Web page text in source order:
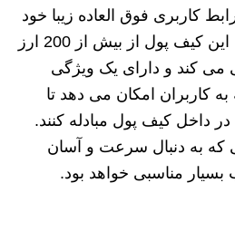
کاربری فوق العاده زیبا خود
به شهرت رسیده است. این کیف پول از بیش از 200 ارز
می کند و دارای یک ویژگی
کاربران امکان می دهد تا
داخل کیف پول مبادله کنند.
که به دنبال سرعت و آسان
بسیار مناسبی خواهد بود.